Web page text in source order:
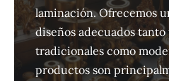
laminación. Ofrecemos
diseños adecuados tanto
tradicionales como
productos son